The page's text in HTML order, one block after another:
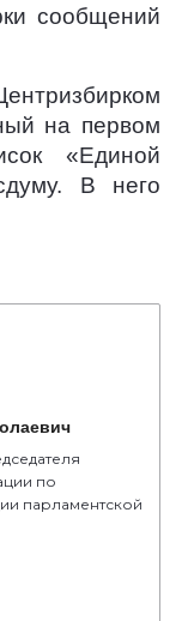
сообщений
на первом
«Единой
В него
по
парламентской